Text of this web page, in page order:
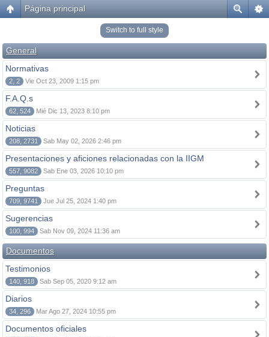
Página principal
Switch to full style
General
Normativas
2, 2 Vie Oct 23, 2009 1:15 pm
F.A.Q.s
62, 524 Mié Dic 13, 2023 8:10 pm
Noticias
208, 2731 Sab May 02, 2026 2:46 pm
Presentaciones y aficiones relacionadas con la IIGM
557, 9082 Sab Ene 03, 2026 10:10 pm
Preguntas
709, 9741 Jue Jul 25, 2024 1:40 pm
Sugerencias
100, 994 Sab Nov 09, 2024 11:36 am
Documentos
Testimonios
140, 918 Sab Sep 05, 2020 9:12 am
Diarios
34, 296 Mar Ago 27, 2024 10:55 pm
Documentos oficiales